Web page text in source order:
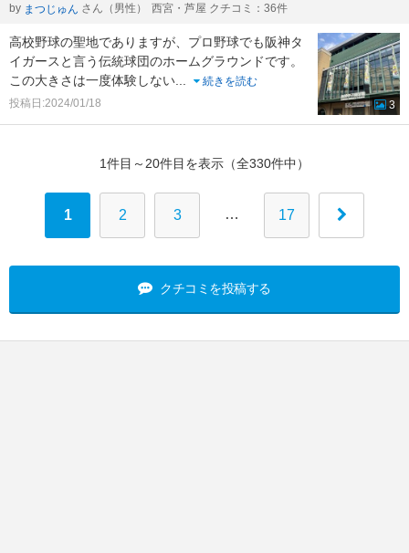
by まつじゅん さん（男性） 西宮・芦屋 クチコミ：36件
高校野球の聖地でありますが、プロ野球でも阪神タ
イガースと言う伝統球団のホームグラウンドです。
この大きさは一度体験しない
続きを読む
投稿日:2024/01/18
3
1件目～20件目を表示（全330件中）
1 2 3 … 17
クチコミを投稿する